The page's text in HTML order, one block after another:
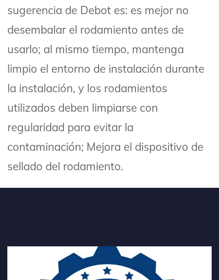
sugerencia de Debot es: es mejor no
desembalar el rodamiento antes de
usarlo; al mismo tiempo, mantenga
limpio el entorno de instalación durante
la instalación, y los rodamientos
utilizados deben limpiarse con
regularidad para evitar la
contaminación; Mejora el dispositivo de
sellado del rodamiento.